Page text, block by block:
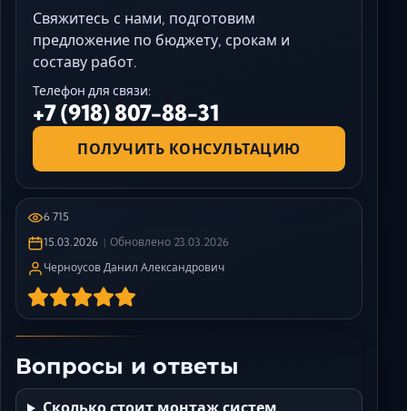
Свяжитесь с нами, подготовим
предложение по бюджету, срокам и
составу работ.
Телефон для связи:
+7 (918) 807-88-31
ПОЛУЧИТЬ КОНСУЛЬТАЦИЮ
6 715
15.03.2026
Обновлено 23.03.2026
Черноусов Данил Александрович
Вопросы и ответы